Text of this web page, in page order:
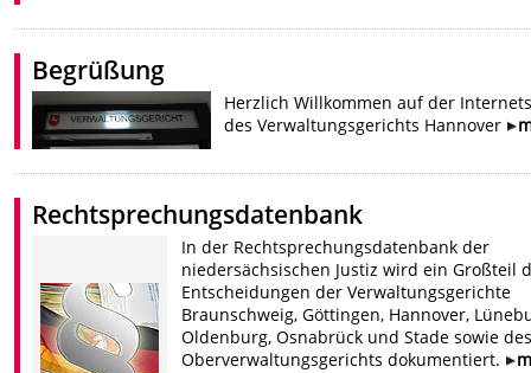
Begrüßung
Herzlich Willkommen auf der
des Verwaltungsgerichts Hannover
Rechtsprechungsdatenbank
In der Rechtsprechungsdatenbank der
niedersächsischen Justiz wird ein Großteil
Entscheidungen der Verwaltungsgerichte
Braunschweig, Göttingen, Hannover,
Oldenburg, Osnabrück und Stade sowie des
Oberverwaltungsgerichts dokumentiert.